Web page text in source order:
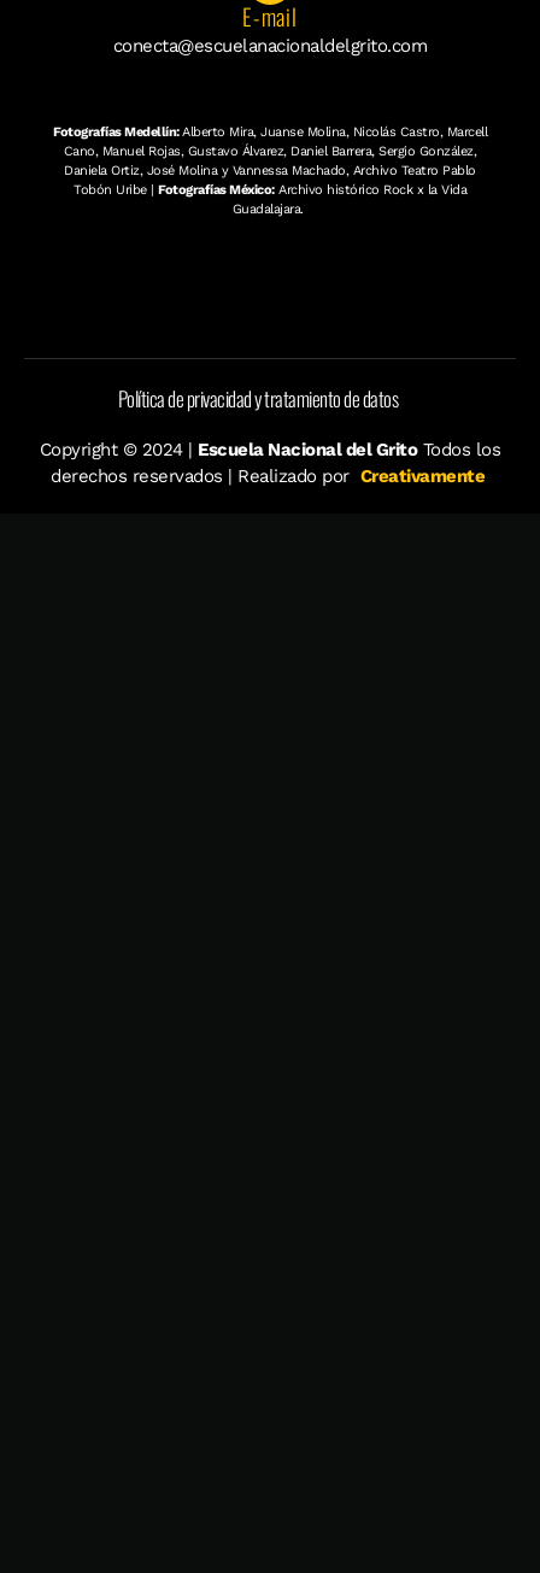
E-mail
conecta@escuelanacionaldelgrito.com
Fotografías Medellín:Alberto Mira, Juanse Molina, Nicolás Castro, Marcell
Cano, Manuel Rojas, Gustavo Álvarez, Daniel Barrera, Sergio González,
Daniela Ortiz, José Molina y Vannessa Machado, Archivo Teatro Pablo
Tobón Uribe | Fotografías México:Archivo histórico Rock x la Vida
Guadalajara.
Copyright © 2024 | Escuela Nacional del GritoTodos los
derechos reservados | Realizado por Creativamente
Política de privacidad y tratamiento de datos